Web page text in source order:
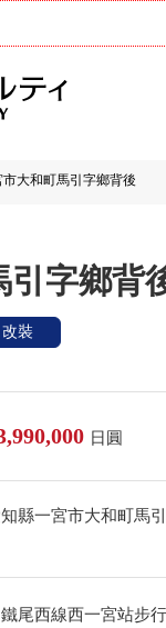
市大和町馬引字鄉背後
引字鄉背
裝
日圓
縣一宮市大和町馬
尾西線西一宮站步